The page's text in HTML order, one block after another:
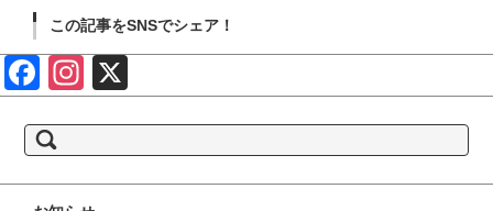
この記事をSNSでシェア！
Face Insta
索: